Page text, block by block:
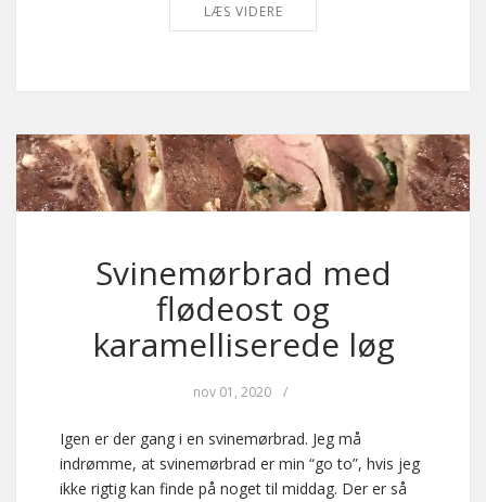
LÆS VIDERE
Svinemørbrad med
flødeost og
karamelliserede løg
nov 01, 2020 /
Igen er der gang i en svinemørbrad. Jeg må
indrømme, at svinemørbrad er min “go to”, hvis jeg
ikke rigtig kan finde på noget til middag. Der er så